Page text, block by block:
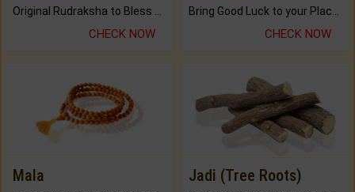
CHECK NOW CHECK NOW
Mala Jadi (Tree Roots)